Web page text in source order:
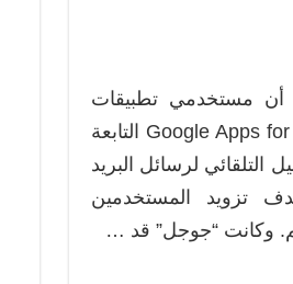
أن مستخدمي تطبيقات
جوجل التعليمية Google Apps for Education التابعة
التلقائي لرسائل البريد
تزويد المستخدمين
وكانت “جوجل” قد …